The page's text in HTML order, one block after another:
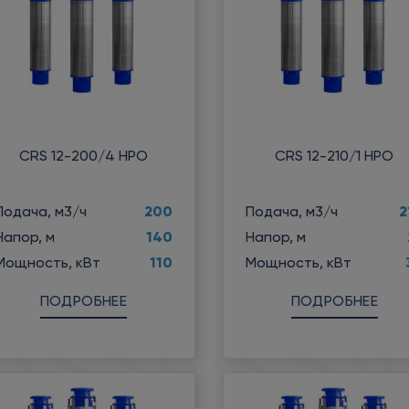
CRS 12-200/4 НРО
м3/ч
200
м
140
кВт
110
ПОДРОБНЕЕ
CRS 12-210/1 НРО
Подача, м3/ч
Напор, м
Мощность, кВт
ПОДРОБНЕЕ